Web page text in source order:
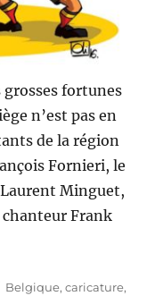
grosses fortunes
n’est pas en
de la région
Fornieri, le
Minguet,
chanteur Frank
Étiquettes
Belgique,caricature,